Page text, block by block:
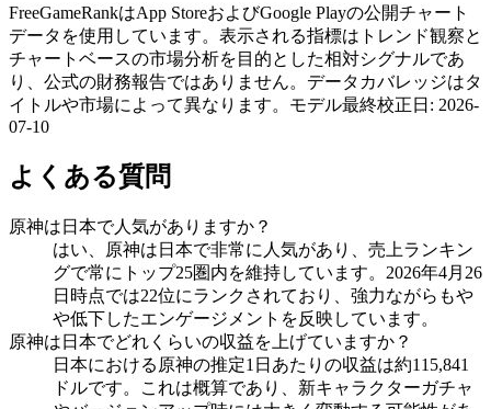
FreeGameRankはApp StoreおよびGoogle Playの公開チャート
データを使用しています。表示される指標はトレンド観察と
チャートベースの市場分析を目的とした相対シグナルであ
り、公式の財務報告ではありません。データカバレッジはタ
イトルや市場によって異なります。 モデル最終校正日 : 2026-
07-10
よくある質問
原神は日本で人気がありますか？
はい、原神は日本で非常に人気があり、売上ランキン
グで常にトップ25圏内を維持しています。2026年4月26
日時点では22位にランクされており、強力ながらもや
や低下したエンゲージメントを反映しています。
原神は日本でどれくらいの収益を上げていますか？
日本における原神の推定1日あたりの収益は約115,841
ドルです。これは概算であり、新キャラクターガチャ